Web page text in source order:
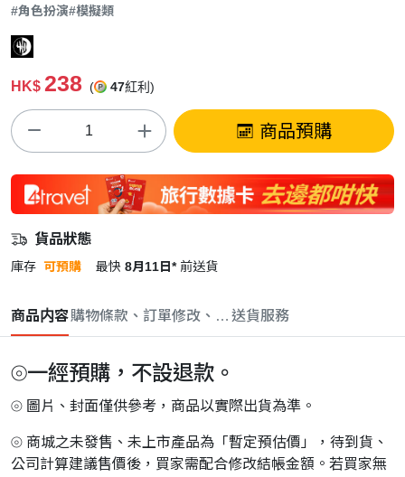
#角色扮演#模擬類
HK$ 238 ( 47紅利)
商品預購
貨品狀態
庫存 可預購 最快 8月11日* 前送貨
商品内容購物條款、訂單修改、取消與退款政策
送貨服務
⦾一經預購，不設退款。
⦾ 圖片、封面僅供參考，商品以實際出貨為準。
⦾ 商城之未發售、未上市產品為「暫定預估價」，待到貨、
公司計算建議售價後，買家需配合修改結帳金額。若買家無